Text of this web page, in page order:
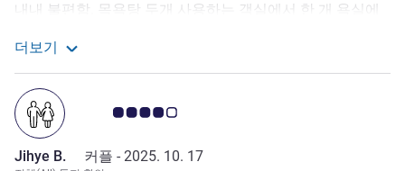
내내 불편함. 목욕탕 두개 사용하는 객실에서 한 개 욕실에
개 욕실 밖에 사용하지 못하는 불편함이 있었음. 다른 욕실
에서는 욕조의 물 빠짐이 너무 느려서 샤워를 중단하다 재개
하다를 반복, 시간도 오래걸리고. 욕조 바닥 미끄럼방지 시
설이나 미끄럼 방지 패드가 없는 상태에서 물 빠짐이 안되어
넘어져 다리 멍도 들었음. 다림질하려고 할 떄 콘센트 커버
가 그냥 빠지는 바람에 당황하고 다시 끼웠음, 월드컵 기간
더보기
고객 평점 4.0/5
Jihye B. 커플 - 2025. 10. 17